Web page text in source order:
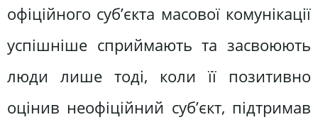
офіційного суб’єкта масової комунікації
успішніше сприймають та засвоюють
люди лише тоді, коли її позитивно
оцінив неофіційний суб’єкт, підтримав